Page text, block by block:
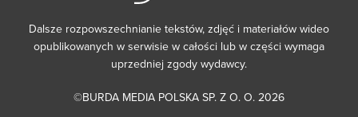
Dalsze rozpowszechnianie tekstów, zdjęć i materiałów wideo
opublikowanych w serwisie w całości lub w części wymaga
uprzedniej zgody wydawcy.
©BURDA MEDIA POLSKA SP. Z O. O. 2026